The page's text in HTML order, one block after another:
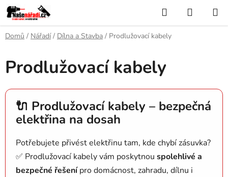
Přejít
na
obsah
Hledat
KOŠÍK
Domů / Nářadí / Dílna a Stavba / Prodlužovací kabely
Prodlužovací kabely
🔌 Prodlužovací kabely – bezpečná
elektřina na dosah
Potřebujete přivést elektřinu tam, kde chybí zásuvka?
✅ Prodlužovací kabely vám poskytnou spolehlivé a
bezpečné řešenípro domácnost, zahradu, dílnu i